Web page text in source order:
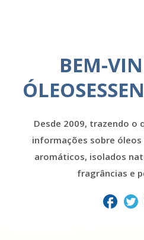
BEM-
Desde 2009, trazendo o
informações sobre óleos
aromáticos, isolados
fragrâncias e